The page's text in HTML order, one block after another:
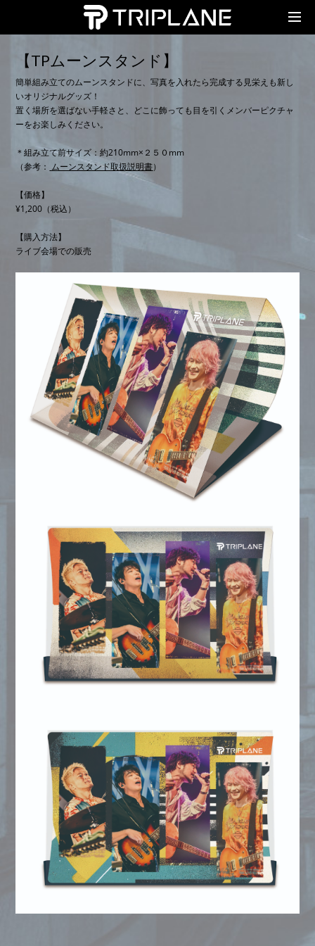
TRIPLANE Passengers
【TPムーンスタンド】
簡単組み立てのムーンスタンドに、写真を入れたら完成する見栄えも新し
いオリジナルグッズ！
置く場所を選ばない手軽さと、どこに飾っても目を引くメンバーピクチャ
ーをお楽しみください。
＊組み立て前サイズ：約210mm×２５０mm
（参考： ムーンスタンド取扱説明書）
【価格】
¥1,200（税込）
【購入方法】
ライブ会場での販売